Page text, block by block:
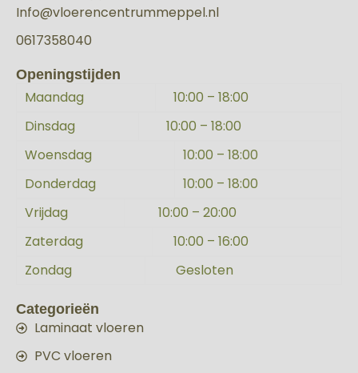
Info@vloerencentrummeppel.nl
0617358040
Openingstijden
Maandag
10:00 – 18:00
Dinsdag
10:00 – 18:00
Woensdag
10:00 – 18:00
Donderdag
10:00 – 18:00
Vrijdag
10:00 – 20:00
Zaterdag
10:00 – 16:00
Zondag
Gesloten
Categorieën
Laminaat vloeren
PVC vloeren